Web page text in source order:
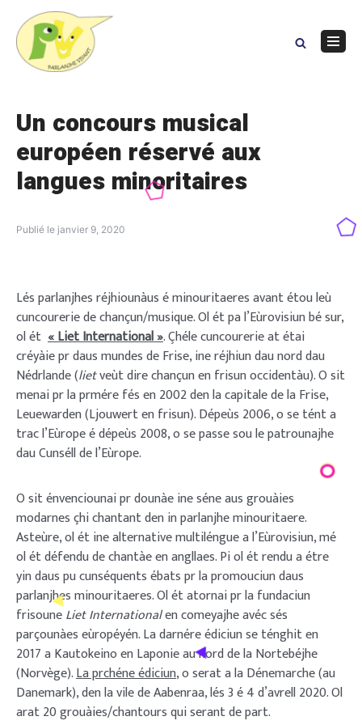
content
Un concours musical
européen réservé aux
langues minoritaires
Publié le janvier 9, 2020
Lés parlanjhes réjhiounàus é minouritaeres avant étou leù
cuncourerie de chançun/musique. Ol ét pa l’Eùrovisiun bé sur,
ol ét « Liet International ». Çhéle cuncourerie at étai
créyàie pr daus mundes de Frise, ine réjhiun dau nord dau
Nédrlande (lietveùt dire chançun en frisun occidentàu). O sit
menai pr la prmére fés en 2002 den la capitale de la Frise,
Leuewarden (Ljouwert en frisun). Dépeùs 2006, o se tént a
trac l’Eùrope é dépeùs 2008, o se passe sou le patrounajhe
dau Cunséll de l’Eùrope.
O sit énvenciounai pr dounàe ine séne aus grouàies
modarnes çhi chantant den in parlanjhe minouritaere.
Asteùre, ol ét ine alternative multiléngue a l’Eùrovisiun, mé
ol ét défendu de chantàe en angllaes. Pi ol ét rendu a étre
yin daus pu cunséquents ébats pr la promouciun daus
parlanjhes minouritaeres. Ol ét atornai pr la fundaciun
frisouneLiet Internationalen comeyajhe avéc sés
parçounàes eùropéyén. La darnére édiciun se ténghit en
2017 a Kautokeino en Laponie au nord de la Nortebéjhe
(Norvège).La prchéne édiciun, o serat a la Dénemarche (au
Danemark), den la vile de Aabenraa, lés 3 é 4 d’avrell 2020. Ol
arat 20 grouàies/chantours qui serant de part.